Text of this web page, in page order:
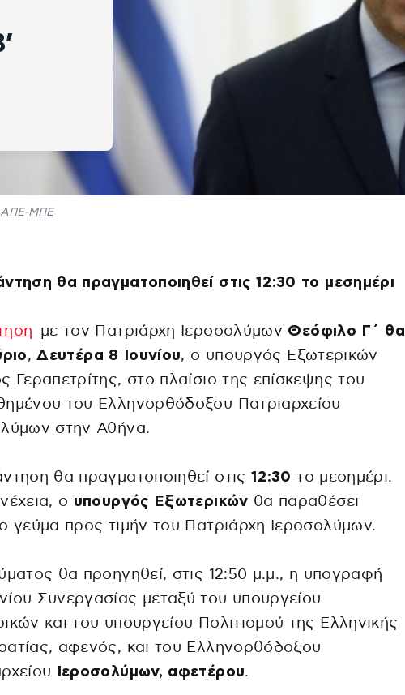
ΑΠΕ-ΜΠΕ
θα πραγματοποιηθεί στις 12:30 το μεσημέρι
με τον Πατριάρχη Ιεροσολύμων Θεόφιλο Γ΄ θα
,Δευτέρα 8 Ιουνίου, ο υπουργός Εξωτερικών
Γεραπετρίτης, στο πλαίσιο της επίσκεψης του
του Ελληνορθόδοξου Πατριαρχείου
στην Αθήνα.
θα πραγματοποιηθεί στις 12:30 το μεσημέρι.
ο υπουργός Εξωτερικών θα παραθέσει
γεύμα προς τιμήν του Πατριάρχη Ιεροσολύμων.
θα προηγηθεί, στις 12:50 μ.μ., η υπογραφή
Συνεργασίας μεταξύ του υπουργείου
και του υπουργείου Πολιτισμού της Ελληνικής
αφενός, και του Ελληνορθόδοξου
Ιεροσολύμων, αφετέρου.